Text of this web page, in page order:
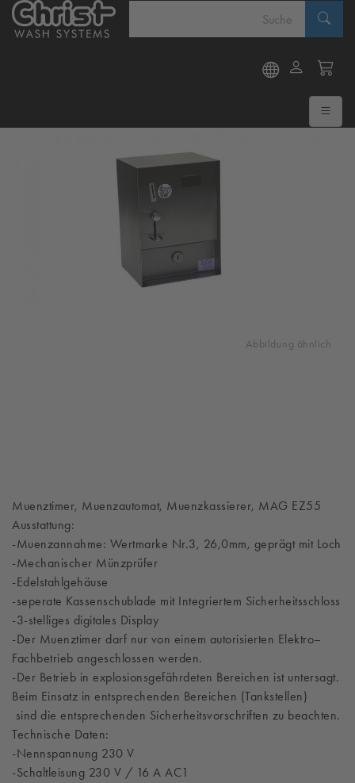
Abbildung ähnlich
Muenztimer, Muenzautomat, Muenzkassierer, MAG EZ55
Ausstattung:
-Muenzannahme: Wertmarke Nr.3, 26,0mm, geprägt mit Loch
-Mechanischer Münzprüfer
-Edelstahlgehäuse
-seperate Kassenschublade mit Integriertem Sicherheitsschloss
-3-stelliges digitales Display
-Der Muenztimer darf nur von einem autorisierten Elektro–
Fachbetrieb angeschlossen werden.
-Der Betrieb in explosionsgefährdeten Bereichen ist untersagt.
Beim Einsatz in entsprechenden Bereichen (Tankstellen)
sind die entsprechenden Sicherheitsvorschriften zu beachten.
Technische Daten:
-Nennspannung 230 V
-Schaltleisung 230 V / 16 A AC1